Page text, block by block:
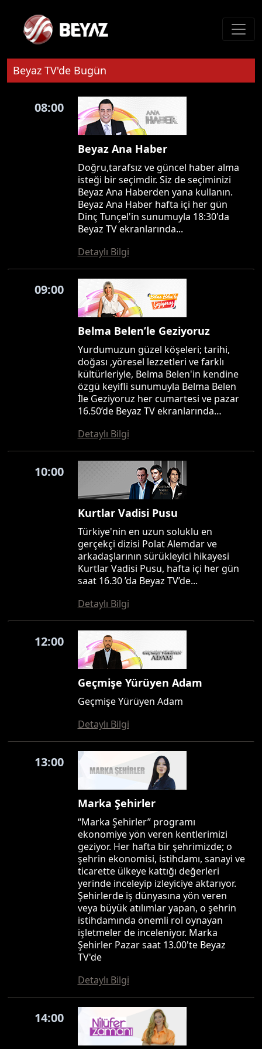
Beyaz TV'de Bugün
08:00
Beyaz Ana Haber
Doğru,tarafsız ve güncel haber alma
isteği bir seçimdir. Siz de seçiminizi
Beyaz Ana Haberden yana kullanın.
Beyaz Ana Haber hafta içi her gün
Dinç Tunçel'in sunumuyla 18:30'da
Beyaz TV ekranlarında...
Detaylı Bilgi
09:00
Belma Belen’le Geziyoruz
Yurdumuzun güzel köşeleri; tarihi,
doğası ,yöresel lezzetleri ve farklı
kültürleriyle, Belma Belen'in kendine
özgü keyifli sunumuyla Belma Belen
İle Geziyoruz her cumartesi ve pazar
16.50’de Beyaz TV ekranlarında…
Detaylı Bilgi
10:00
Kurtlar Vadisi Pusu
Türkiye'nin en uzun soluklu en
gerçekçi dizisi Polat Alemdar ve
arkadaşlarının sürükleyici hikayesi
Kurtlar Vadisi Pusu, hafta içi her gün
saat 16.30 ’da Beyaz TV’de...
Detaylı Bilgi
12:00
Geçmişe Yürüyen Adam
Geçmişe Yürüyen Adam
Detaylı Bilgi
13:00
Marka Şehirler
“Marka Şehirler” programı
ekonomiye yön veren kentlerimizi
geziyor. Her hafta bir şehrimizde; o
şehrin ekonomisi, istihdamı, sanayi ve
ticarette ülkeye kattığı değerleri
yerinde inceleyip izleyiciye aktarıyor.
Şehirlerde iş dünyasına yön veren
veya büyük atılımlar yapan, o şehrin
istihdamında önemli rol oynayan
işletmeler de inceleniyor. Marka
Şehirler Pazar saat 13.00'te Beyaz
TV'de
Detaylı Bilgi
14:00